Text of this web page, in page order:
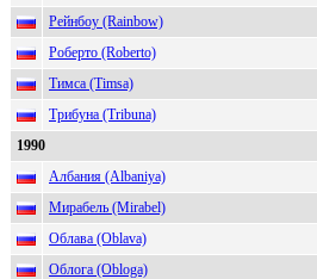
Рейнбоу (Rainbow)
Роберто (Roberto)
Тимса (Timsa)
Трибуна (Tribuna)
1990
Албания (Albaniya)
Мирабель (Mirabel)
Облава (Oblava)
Облога (Obloga)